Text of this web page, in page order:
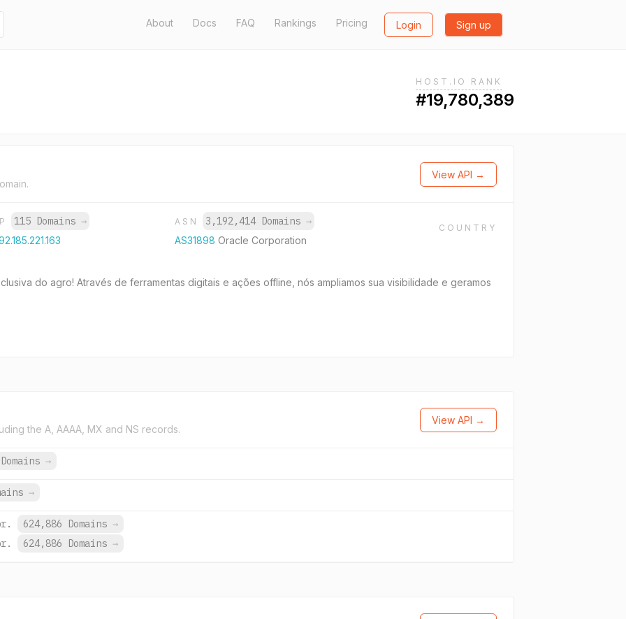
About Docs FAQ Rankings Pricing Login Sign up
HOST.IO RANK
#19,780,389
View API →
115 Domains → ASN 3,192,414 Domains →
AS31898 Oracle Corporation
COUNTRY
do agro! Através de ferramentas digitais e ações offline, nós ampliamos sua visibilidade e geramos
the A, AAAA, MX and NS records.
View API →
→
→
624,886 Domains →
624,886 Domains →